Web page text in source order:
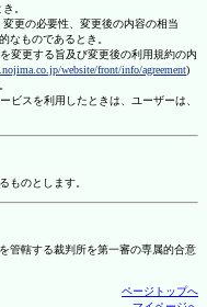
。
更の必要性、変更後の内容の相当
なものであるとき。
変更する旨及び変更後の利用規約の内
website/front/info/agreement)
ビスを利用したときは、ユーザーは、
ものとします。
管轄する裁判所を第一審の専属的合意
ページトップへ